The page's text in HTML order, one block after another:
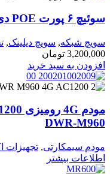
سوئیچ ۶ پورت POE دی لینک مدل DES-F1006P-E
سویچ شبکه, سویچ دیلینک,
3,200,000 تومان
افزودن به سبد خرید
DWR-M960
مودم سیمکارتی, تجهیزات
اطلاعات بیشتر